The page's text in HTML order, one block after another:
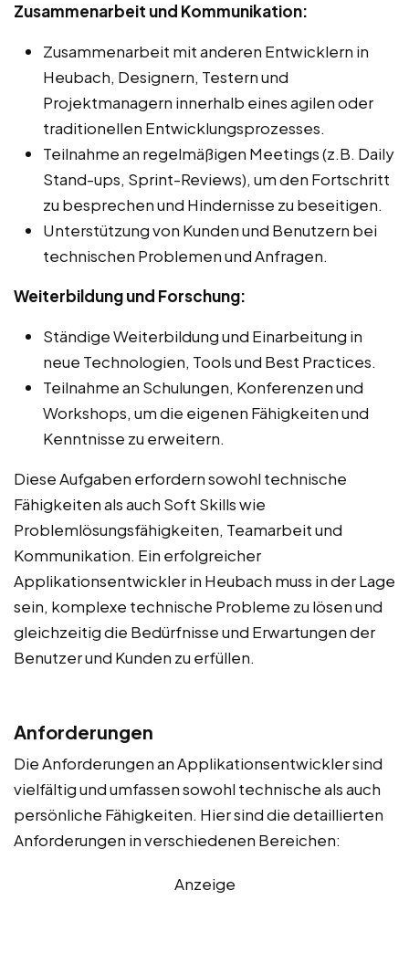
Zusammenarbeit und Kommunikation:
Zusammenarbeit mit anderen Entwicklern in
Heubach, Designern, Testern und
Projektmanagern innerhalb eines agilen oder
traditionellen Entwicklungsprozesses.
Teilnahme an regelmäßigen Meetings (z.B. Daily
Stand-ups, Sprint-Reviews), um den Fortschritt
zu besprechen und Hindernisse zu beseitigen.
Unterstützung von Kunden und Benutzern bei
technischen Problemen und Anfragen.
Weiterbildung und Forschung:
Ständige Weiterbildung und Einarbeitung in
neue Technologien, Tools und Best Practices.
Teilnahme an Schulungen, Konferenzen und
Workshops, um die eigenen Fähigkeiten und
Kenntnisse zu erweitern.
Diese Aufgaben erfordern sowohl technische
Fähigkeiten als auch Soft Skills wie
Problemlösungsfähigkeiten, Teamarbeit und
Kommunikation. Ein erfolgreicher
Applikationsentwickler in Heubach muss in der Lage
sein, komplexe technische Probleme zu lösen und
gleichzeitig die Bedürfnisse und Erwartungen der
Benutzer und Kunden zu erfüllen.
Anforderungen
Die Anforderungen an Applikationsentwickler sind
vielfältig und umfassen sowohl technische als auch
persönliche Fähigkeiten. Hier sind die detaillierten
Anforderungen in verschiedenen Bereichen:
Anzeige